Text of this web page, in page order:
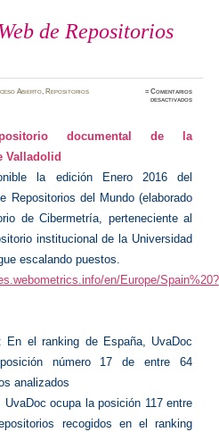
de Repositorios
Abierto, Repositorios ≈Comentarios
desactivadosen
2016
documental de la
Valladolid
la edición Enero 2016 del
Repositorios del Mundo (elaborado
de Cibermetría, perteneciente al
institucional de la Universidad
escalando puestos.
en/Europe/Spain%20?
En el ranking de España, UvaDoc
número 17 de entre 64
analizados
UvaDoc ocupa la posición 117 entre
recogidos en el ranking